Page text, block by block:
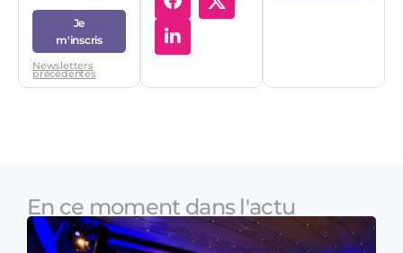
Je
m'inscris
Newsletters
précédentes
En ce moment dans l'actu